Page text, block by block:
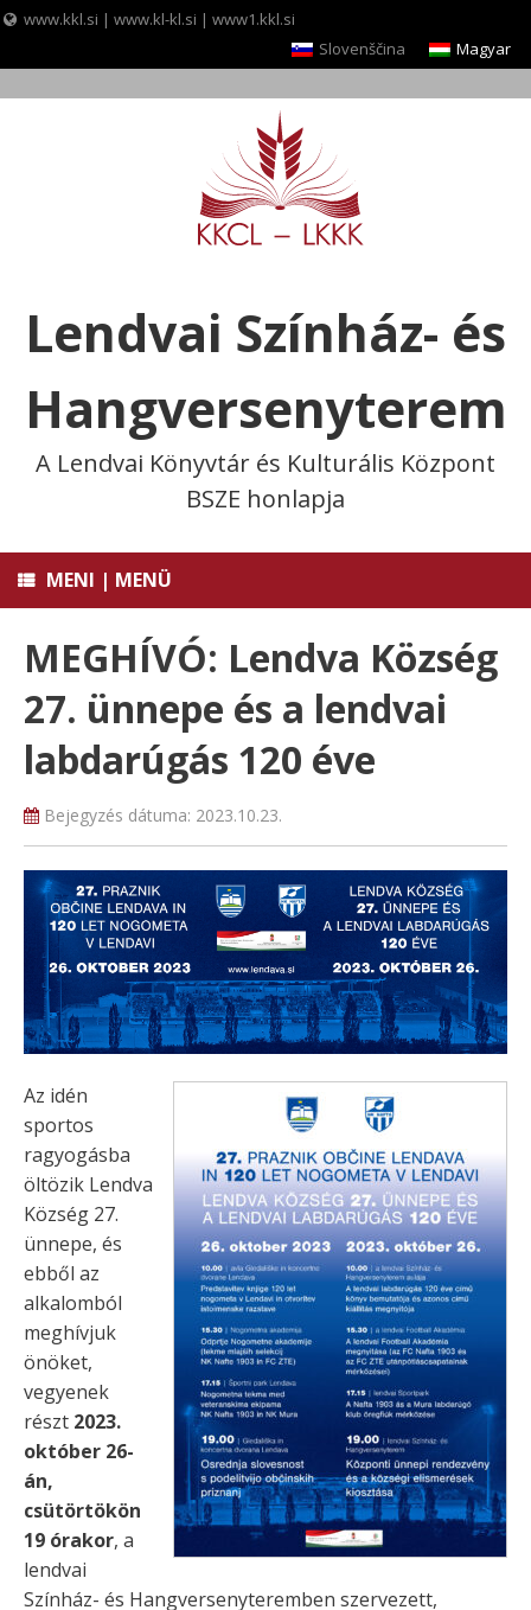
www.kkl.si | www.kl-kl.si | www1.kkl.si
Slovenščina
Magyar
Lendvai Színház- és
Hangversenyterem
A Lendvai Könyvtár és Kulturális Központ
BSZE honlapja
MENI | MENÜ
MEGHÍVÓ: Lendva Község
27. ünnepe és a lendvai
labdarúgás 120 éve
Bejegyzés dátuma: 2023.10.23.
Az idén
sportos
ragyogásba
öltözik Lendva
Község 27.
ünnepe, és
ebből az
alkalomból
meghívjuk
önöket,
vegyenek
részt 2023.
október 26-
án,
csütörtökön
19 órakor, a
lendvai
Színház- és Hangversenyteremben szervezett,